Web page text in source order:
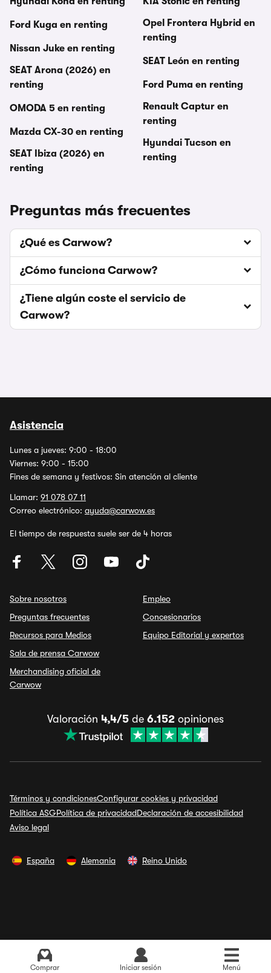
Comprar Iniciar sesión Menú
Ford Kuga en renting
Nissan Juke en renting
SEAT Arona (2026) en
renting
OMODA 5 en renting
Mazda CX-30 en renting
SEAT Ibiza (2026) en
renting
Opel Frontera Hybrid en
renting
SEAT León en renting
Ford Puma en renting
Renault Captur en
renting
Hyundai Tucson en
renting
Preguntas más frecuentes
¿Qué es Carwow?
¿Cómo funciona Carwow?
¿Tiene algún coste el servicio de
Carwow?
Asistencia
Lunes a jueves: 9:00 - 18:00
Viernes: 9:00 - 15:00
Fines de semana y festivos: Sin atención al cliente
Llamar: 91 078 07 11
Correo electrónico: ayuda@carwow.es
El tiempo de respuesta suele ser de 4 horas
Sobre nosotros
Preguntas frecuentes
Recursos para Medios
Sala de prensa Carwow
Merchandising oficial de
Carwow
Empleo
Concesionarios
Equipo Editorial y expertos
Valoración 4,4/5 de 6.152 opiniones
Términos y condicionesConfigurar cookies y privacidad
Política ASGPolítica de privacidadDeclaración de accesibilidad
Aviso legal
España Alemania Reino Unido